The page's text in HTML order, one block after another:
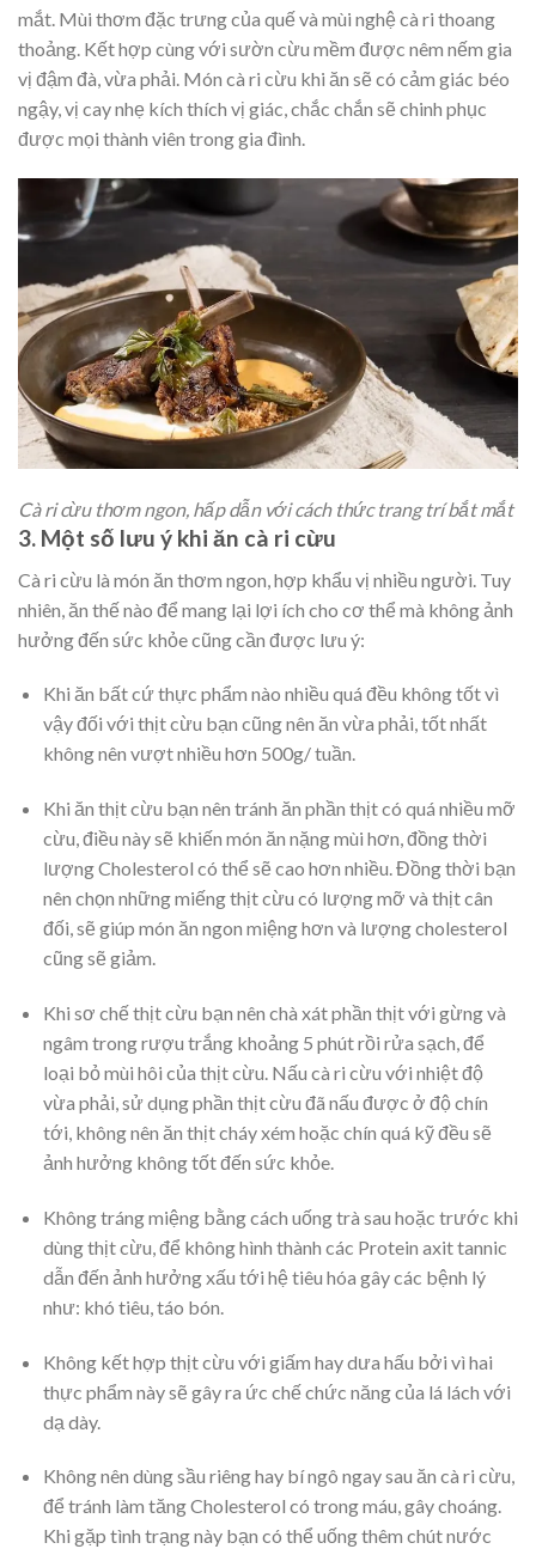
mắt. Mùi thơm đặc trưng của quế và mùi nghệ cà ri thoang
thoảng. Kết hợp cùng với sườn cừu mềm được nêm nếm gia
vị đậm đà, vừa phải. Món cà ri cừu khi ăn sẽ có cảm giác béo
ngậy, vị cay nhẹ kích thích vị giác, chắc chắn sẽ chinh phục
được mọi thành viên trong gia đình.
Cà ri cừu thơm ngon, hấp dẫn với cách thức trang trí bắt mắt
3. Một số lưu ý khi ăn cà ri cừu
Cà ri cừu là món ăn thơm ngon, hợp khẩu vị nhiều người. Tuy
nhiên, ăn thế nào để mang lại lợi ích cho cơ thể mà không ảnh
hưởng đến sức khỏe cũng cần được lưu ý:
Khi ăn bất cứ thực phẩm nào nhiều quá đều không tốt vì
vậy đối với thịt cừu bạn cũng nên ăn vừa phải, tốt nhất
không nên vượt nhiều hơn 500g/ tuần.
Khi ăn thịt cừu bạn nên tránh ăn phần thịt có quá nhiều mỡ
cừu, điều này sẽ khiến món ăn nặng mùi hơn, đồng thời
lượng Cholesterol có thể sẽ cao hơn nhiều. Đồng thời bạn
nên chọn những miếng thịt cừu có lượng mỡ và thịt cân
đối, sẽ giúp món ăn ngon miệng hơn và lượng cholesterol
cũng sẽ giảm.
Khi sơ chế thịt cừu bạn nên chà xát phần thịt với gừng và
ngâm trong rượu trắng khoảng 5 phút rồi rửa sạch, để
loại bỏ mùi hôi của thịt cừu. Nấu cà ri cừu với nhiệt độ
vừa phải, sử dụng phần thịt cừu đã nấu được ở độ chín
tới, không nên ăn thịt cháy xém hoặc chín quá kỹ đều sẽ
ảnh hưởng không tốt đến sức khỏe.
Không tráng miệng bằng cách uống trà sau hoặc trước khi
dùng thịt cừu, để không hình thành các Protein axit tannic
dẫn đến ảnh hưởng xấu tới hệ tiêu hóa gây các bệnh lý
như: khó tiêu, táo bón.
Không kết hợp thịt cừu với giấm hay dưa hấu bởi vì hai
thực phẩm này sẽ gây ra ức chế chức năng của lá lách với
dạ dày.
Không nên dùng sầu riêng hay bí ngô ngay sau ăn cà ri cừu,
để tránh làm tăng Cholesterol có trong máu, gây choáng.
Khi gặp tình trạng này bạn có thể uống thêm chút nước